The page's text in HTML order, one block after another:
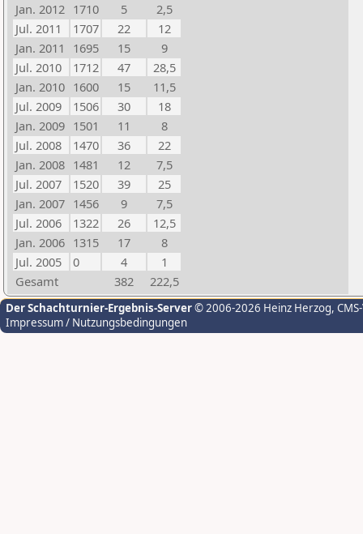
Jan. 2012 1710 5
2,5
Jul. 2011
1707 22
12
Jan. 2011
1695 15
9
Jul. 2010
1712 47
28,5
Jan. 2010 1600 15
11,5
Jul. 2009
1506 30
18
Jan. 2009 1501 11
8
Jul. 2008
1470 36
22
Jan. 2008 1481 12
7,5
Jul. 2007
1520 39
25
Jan. 2007 1456 9
7,5
Jul. 2006
1322 26
12,5
Jan. 2006 1315 17
8
Jul. 2005
0 4
1
Gesamt
382 222,5
Der Schachturnier-Ergebnis-Server© 2006-2026 Heinz Herzog,
Impressum / Nutzungsbedingungen